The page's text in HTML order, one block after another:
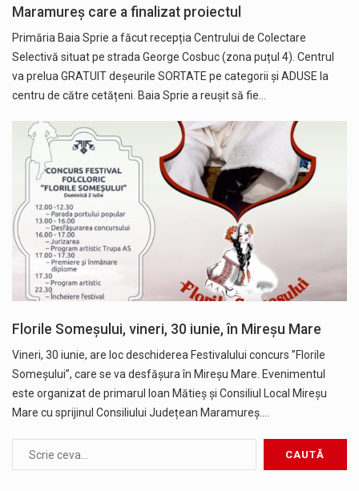
Maramureș care a finalizat proiectul
Primăria Baia Sprie a făcut recepția Centrului de Colectare
Selectivă situat pe strada George Cosbuc (zona puțul 4). Centrul
va prelua GRATUIT deșeurile SORTATE pe categorii și ADUSE la
centru de către cetățeni. Baia Sprie a reușit să fie…
Florile Someșului, vineri, 30 iunie, în Mireșu Mare
Vineri, 30 iunie, are loc deschiderea Festivalului concurs ”Florile
Someșului”, care se va desfășura în Mireșu Mare. Evenimentul
este organizat de primarul Ioan Mătieș și Consiliul Local Mireșu
Mare cu sprijinul Consiliului Județean Maramureș.…